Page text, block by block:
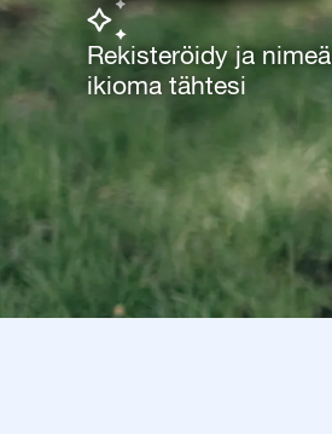
Rekisteröidy ja nimeä
ikioma tähtesi